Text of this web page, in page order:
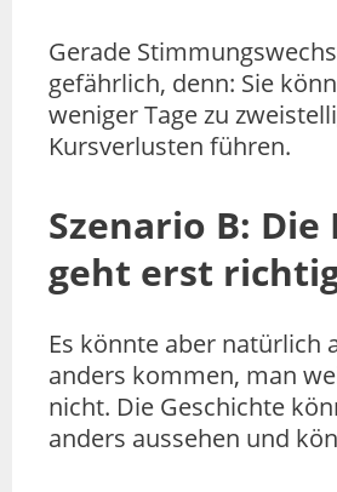
Gerade
gefährlich, denn: Sie
weniger Tage zu
Kursverlusten führen.
Szenario B: Die
geht erst
Es könnte aber natürlich
anders kommen, man
nicht. Die Geschichte
anders aussehen und